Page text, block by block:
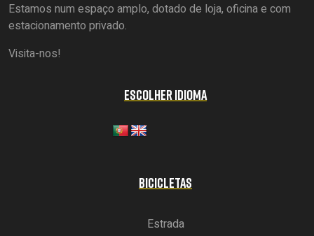
Estamos num espaço amplo, dotado de loja, oficina e com
estacionamento privado.
Visita-nos!
ESCOLHER IDIOMA
BICICLETAS
Estrada